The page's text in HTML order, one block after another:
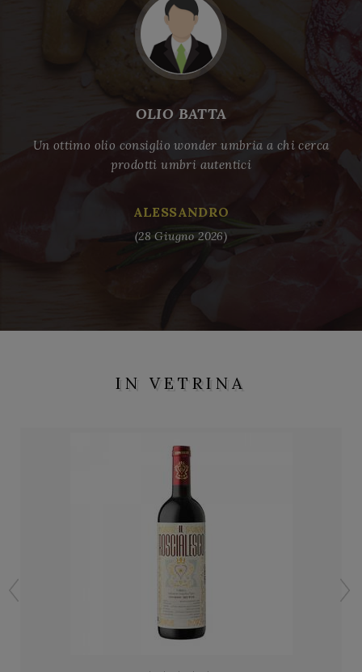
OLIO BATTA
Un ottimo olio consiglio wonder umbria a chi cerca
prodotti umbri autentici
ALESSANDRO
(28 Giugno 2026)
IN VETRINA